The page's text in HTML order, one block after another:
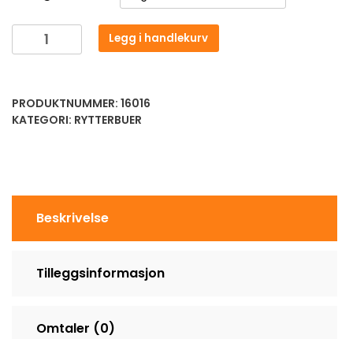
Legg i handlekurv
PRODUKTNUMMER: 16016
KATEGORI: RYTTERBUER
Beskrivelse
Tilleggsinformasjon
Omtaler (0)